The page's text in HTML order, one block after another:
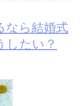
なら結婚式
したい？